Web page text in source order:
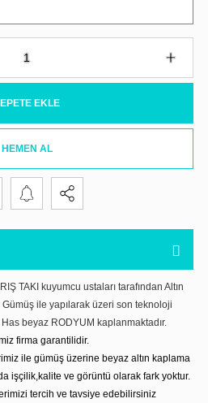
EKLE
HEMEN AL
TAKI kuyumcu ustaları tarafından Altın
ile yapılarak üzeri son teknoloji
beyaz RODYUM kaplanmaktadır.
firma garantilidir.
ile gümüş üzerine beyaz altın kaplama
işçilik,kalite ve görüntü olarak fark yoktur.
tercih ve tavsiye edebilirsiniz